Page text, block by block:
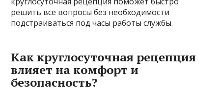
решить все вопросы без необходимости
подстраиваться под часы работы службы.
Как круглосуточная рецепция
влияет на комфорт и
безопасность?